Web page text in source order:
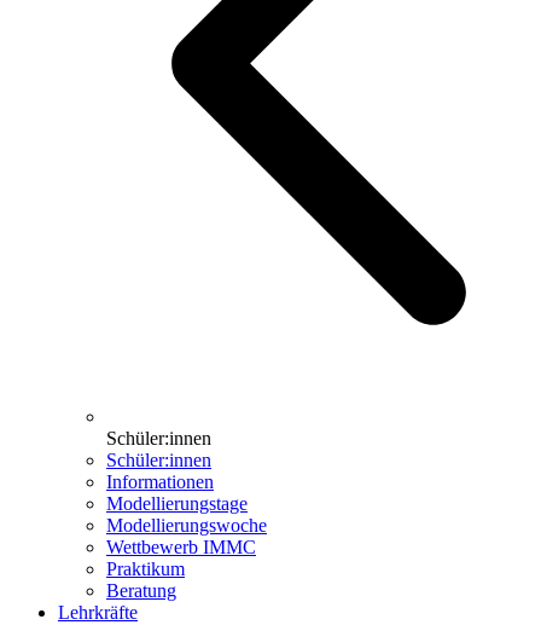
Schüler:innen
Schüler:innen
Informationen
Modellierungstage
Modellierungswoche
Wettbewerb IMMC
Praktikum
Beratung
Lehrkräfte